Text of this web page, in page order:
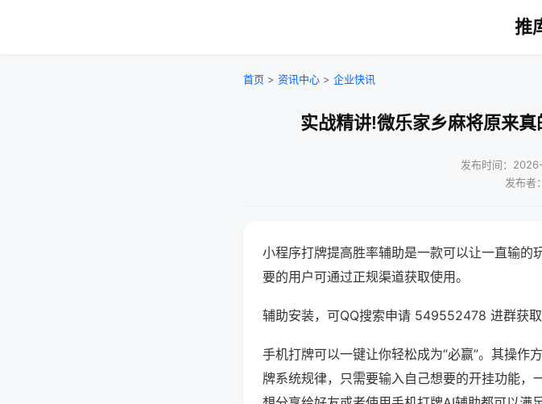
推
首页 > 资讯中心 > 企业快讯
实战精讲!微乐家乡麻将原来
发布时间：
发布者
小程序打牌提高胜率辅助是一款可以让一直输的
要的用户可通过正规渠道获取使用。
辅助安装，可QQ搜索申请 549552478 进群获
手机打牌可以一键让你轻松成为“必赢”。其操作
牌系统规律，只需要输入自己想要的开挂功能